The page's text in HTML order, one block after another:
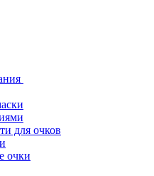
для очков
очки